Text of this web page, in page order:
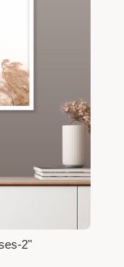
2"